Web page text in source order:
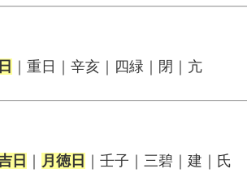
｜重日｜辛亥｜四緑｜閉｜亢
日 月徳日 ｜壬子｜三碧｜建｜氏